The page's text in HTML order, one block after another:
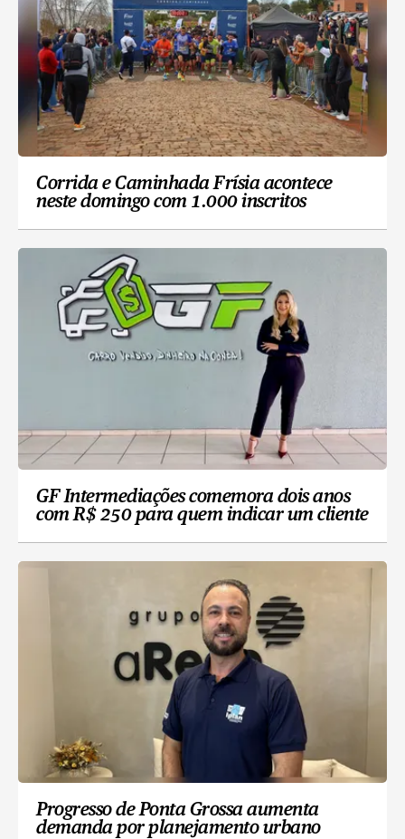
Corrida e Caminhada Frísia acontece
neste domingo com 1.000 inscritos
GF Intermediações comemora dois anos
com R$ 250 para quem indicar um cliente
Progresso de Ponta Grossa aumenta
demanda por planejamento urbano